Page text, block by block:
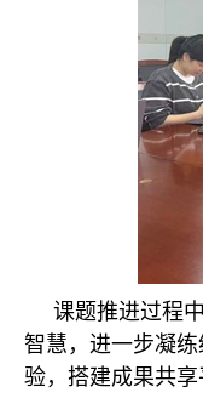
课题推进过程
智慧，进一步凝
验，搭建成果共